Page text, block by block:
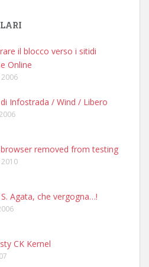
il blocco verso i sitidi
Online
Infostrada / Wind / Libero
removed from testing
Agata, che vergogna…!
CK Kernel